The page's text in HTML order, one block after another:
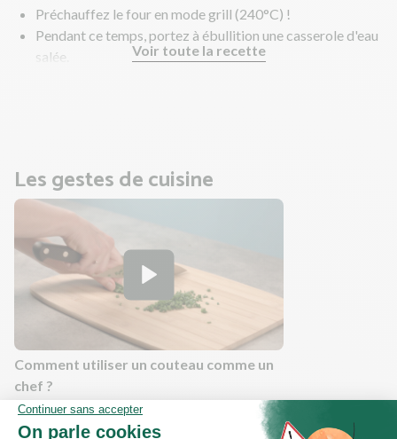
Préchauffez le four en mode grill (240°C) !
Pendant ce temps, portez à ébullition une casserole d'eau
salée.
Voir toute la recette
Les gestes de cuisine
Comment utiliser un couteau comme un
chef ?